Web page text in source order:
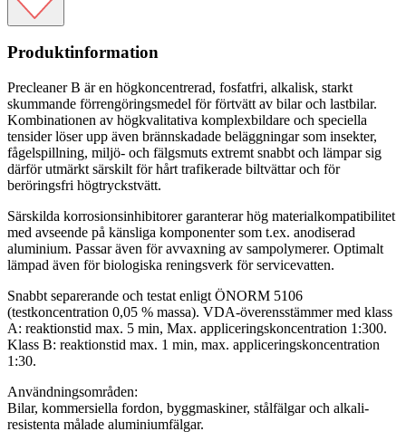
Produktinformation
Precleaner B är en högkoncentrerad, fosfatfri, alkalisk, starkt
skummande förrengöringsmedel för förtvätt av bilar och lastbilar.
Kombinationen av högkvalitativa komplexbildare och speciella
tensider löser upp även brännskadade beläggningar som insekter,
fågelspillning, miljö- och fälgsmuts extremt snabbt och lämpar sig
därför utmärkt särskilt för hårt trafikerade biltvättar och för
beröringsfri högtryckstvätt.
Särskilda korrosionsinhibitorer garanterar hög materialkompatibilitet
med avseende på känsliga komponenter som t.ex. anodiserad
aluminium. Passar även för avvaxning av sampolymerer. Optimalt
lämpad även för biologiska reningsverk för servicevatten.
Snabbt separerande och testat enligt ÖNORM 5106
(testkoncentration 0,05 % massa). VDA-överensstämmer med klass
A: reaktionstid max. 5 min, Max. appliceringskoncentration 1:300.
Klass B: reaktionstid max. 1 min, max. appliceringskoncentration
1:30.
Användningsområden:
Bilar, kommersiella fordon, byggmaskiner, stålfälgar och alkali-
resistenta målade aluminiumfälgar.